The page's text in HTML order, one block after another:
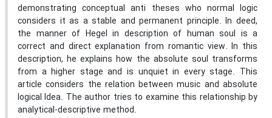
demonstrating conceptual anti theses who normal logic
considers it as a stable and permanent principle. In deed,
the manner of Hegel in description of human soul is a
correct and direct explanation from romantic view. In this
description, he explains how the absolute soul transforms
from a higher stage and is unquiet in every stage. This
article considers the relation between music and absolute
logical Idea. The author tries to examine this relationship by
analytical-descriptive method.